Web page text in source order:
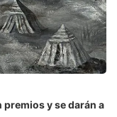
y se darán a